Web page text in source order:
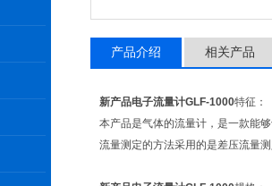
产品介绍 相关产品
新产品电子流量计GLF-1000特征：
本产品是气体的流量计，是一款能
流量测定的方法采用的是差压流量